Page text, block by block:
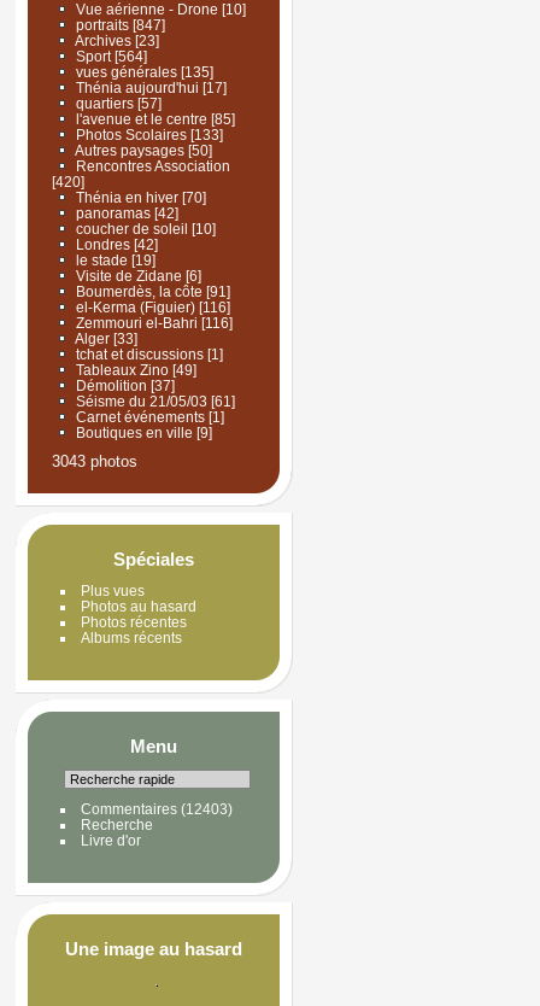
Vue aérienne - Drone [10]
portraits[847]
Archives [23]
Sport[564]
vues générales[135]
Thénia aujourd'hui [17]
quartiers[57]
l'avenue et le centre [85]
Photos Scolaires[133]
Autres paysages[50]
Rencontres Association
[420]
Thénia en hiver[70]
panoramas[42]
coucher de soleil [10]
Londres[42]
le stade [19]
Visite de Zidane [6]
Boumerdès, la côte [91]
el-Kerma (Figuier)[116]
Zemmouri el-Bahri [116]
Alger[33]
tchat et discussions[1]
Tableaux Zino[49]
Démolition [37]
Séisme du 21/05/03 [61]
Carnet événements[1]
Boutiques en ville [9]
3043 photos
Spéciales
Plus vues
Photos au hasard
Photos récentes
Albums récents
Menu
Commentaires(12403)
Recherche
Livre d'or
Une image au hasard